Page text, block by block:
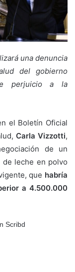
una denuncia
del gobierno
perjuicio a la
el Boletín Oficial
Carla Vizzotti,
de un
de leche en polvo
que habría
a 4.500.000
Scribd